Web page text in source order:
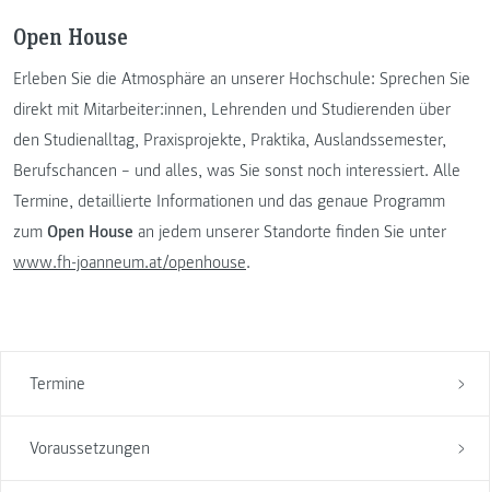
Termine
Voraussetzungen
Open House
Erleben Sie die Atmosphäre an unserer Hochschule: Sprechen Sie
direkt mit Mitarbeiter:innen, Lehrenden und Studierenden über
den Studienalltag, Praxisprojekte, Praktika, Auslandssemester,
Berufschancen – und alles, was Sie sonst noch interessiert. Alle
Termine, detaillierte Informationen und das genaue Programm
zum Open House an jedem unserer Standorte finden Sie unter
www.fh-joanneum.at/openhouse.